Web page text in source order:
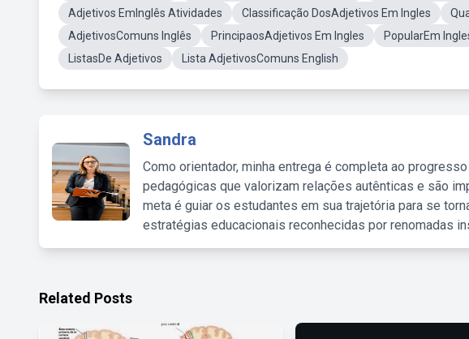
Adjetivos EmInglês Atividades
Classificação DosAdjetivos Em Ingles
AdjetivosComuns Inglês
PrincipaosAdjetivos Em Ingles PopularEm
ListasDe Adjetivos
Lista AdjetivosComuns English
Sandra
Como orientador, minha entrega é completa ao
pedagógicas que valorizam relações autênticas e são
meta é guiar os estudantes em sua trajetória para se
estratégias educacionais reconhecidas por renomadas
Related Posts